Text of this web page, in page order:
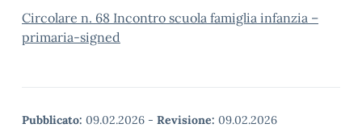
Circolare n. 68 Incontro scuola famiglia infanzia –
primaria-signed
Pubblicato: 09.02.2026 - Revisione: 09.02.2026